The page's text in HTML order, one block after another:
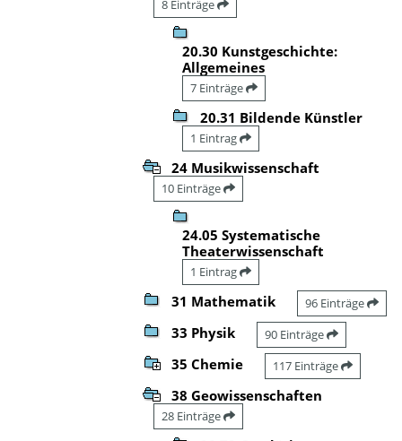
8 Einträge
20.30 Kunstgeschichte:
Allgemeines
7 Einträge
20.31 Bildende Künstler
1 Eintrag
24 Musikwissenschaft
10 Einträge
24.05 Systematische
Theaterwissenschaft
1 Eintrag
31 Mathematik 96 Einträge
33 Physik 90 Einträge
35 Chemie 117 Einträge
38 Geowissenschaften
28 Einträge